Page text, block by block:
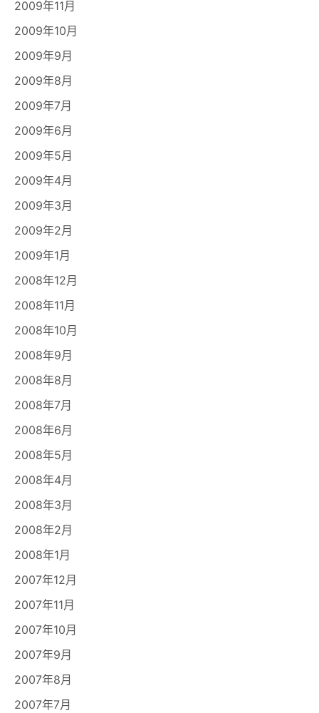
2009年11月
2009年10月
2009年9月
2009年8月
2009年7月
2009年6月
2009年5月
2009年4月
2009年3月
2009年2月
2009年1月
2008年12月
2008年11月
2008年10月
2008年9月
2008年8月
2008年7月
2008年6月
2008年5月
2008年4月
2008年3月
2008年2月
2008年1月
2007年12月
2007年11月
2007年10月
2007年9月
2007年8月
2007年7月